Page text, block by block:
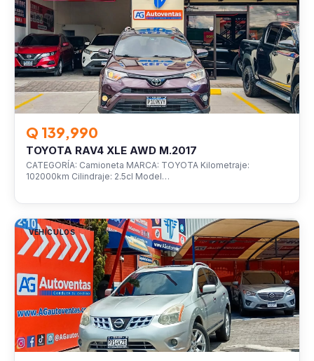
Q 139,990
TOYOTA RAV4 XLE AWD M.2017
CATEGORÍA: Camioneta MARCA: TOYOTA Kilometraje:
102000km Cilindraje: 2.5cl Model…
VEHÍCULOS